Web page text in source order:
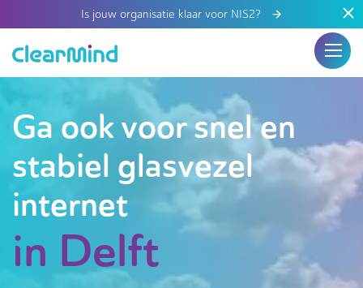
Is jouw organisatie klaar voor NIS2?
Ga ook voor snel en
stabiel glasvezel
internet
in Delft